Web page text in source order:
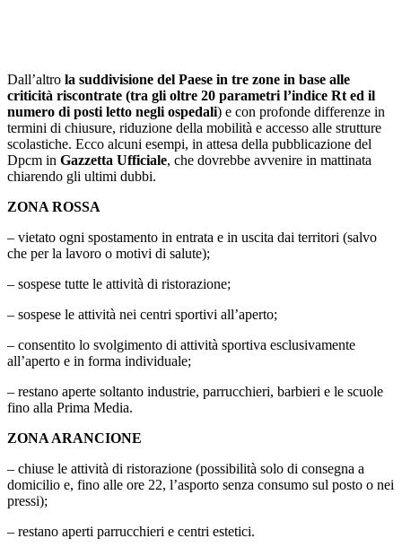
Dall’altro la suddivisione del Paese in tre zone in base alle
criticità riscontrate (tra gli oltre 20 parametri l’indice Rt ed il
numero di posti letto negli ospedali) e con profonde differenze in
termini di chiusure, riduzione della mobilità e accesso alle strutture
scolastiche. Ecco alcuni esempi, in attesa della pubblicazione del
Dpcm in Gazzetta Ufficiale, che dovrebbe avvenire in mattinata
chiarendo gli ultimi dubbi.
ZONA ROSSA
– vietato ogni spostamento in entrata e in uscita dai territori (salvo
che per la lavoro o motivi di salute);
– sospese tutte le attività di ristorazione;
– sospese le attività nei centri sportivi all’aperto;
– consentito lo svolgimento di attività sportiva esclusivamente
all’aperto e in forma individuale;
– restano aperte soltanto industrie, parrucchieri, barbieri e le scuole
fino alla Prima Media.
ZONA ARANCIONE
– chiuse le attività di ristorazione (possibilità solo di consegna a
domicilio e, fino alle ore 22, l’asporto senza consumo sul posto o nei
pressi);
– restano aperti parrucchieri e centri estetici.